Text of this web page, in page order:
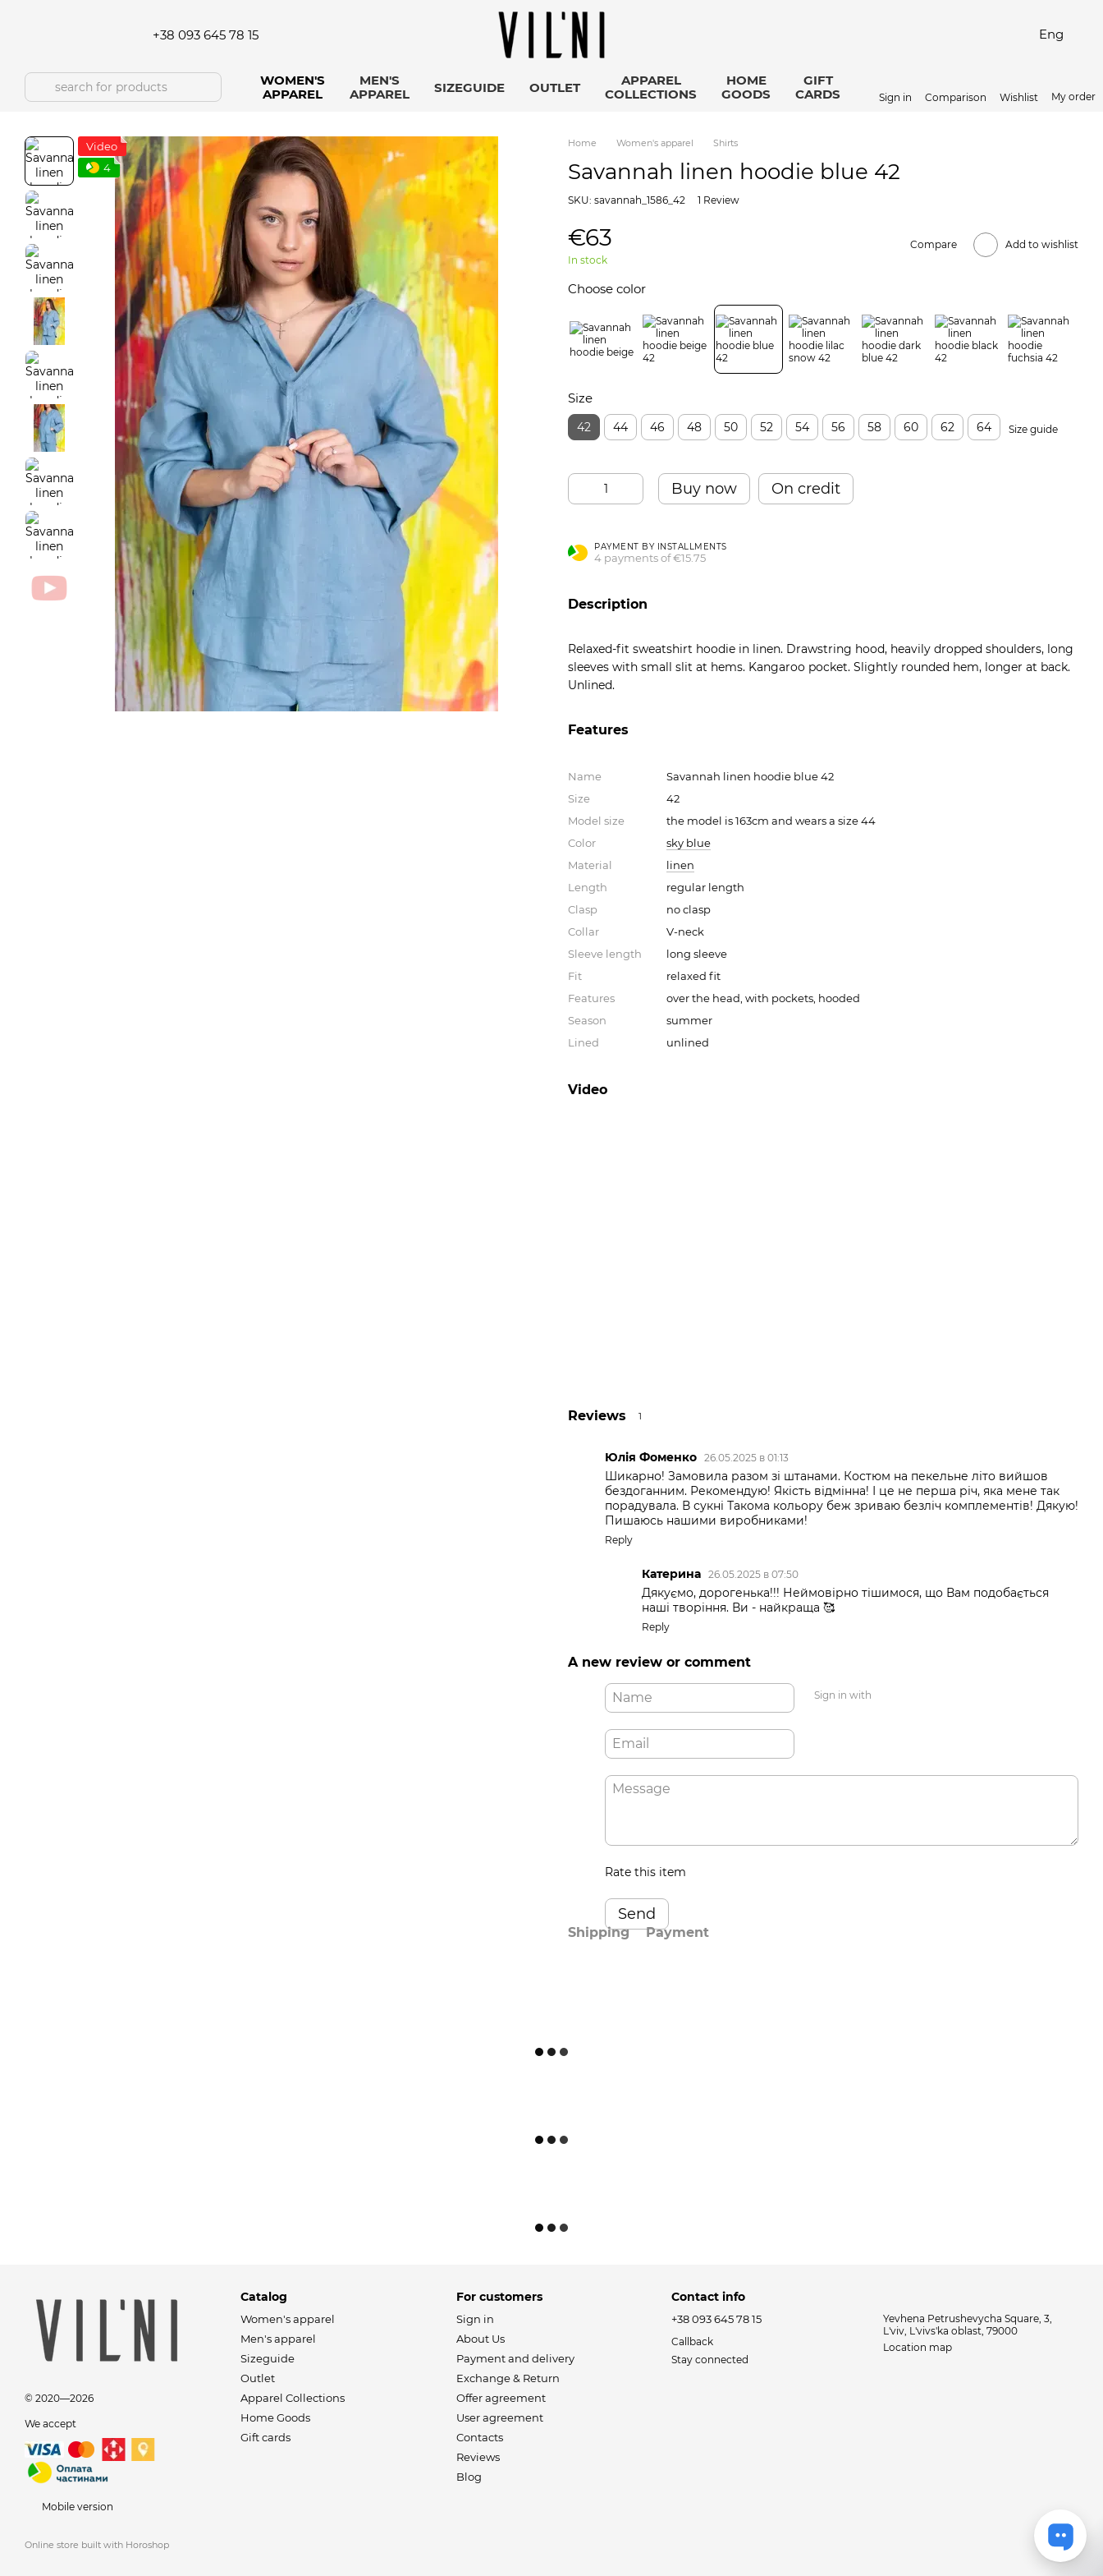
+38 093 645 78 15 Eng
WOMEN'S
APPAREL
MEN'S
APPAREL
SIZEGUIDE OUTLET
APPAREL
COLLECTIONS
HOME
GOODS
GIFT
CARDS
Sign in Comparison Wishlist My order
Video
4
Home Women's apparel Shirts
Savannah linen hoodie blue 42
SKU: savannah_1586_42 1 Review
€63
In stock
Compare Add to wishlist
Choose color
Size
42 44 46 48 50 52 54 56 58 60 62 64 Size guide
Buy now On credit
PAYMENT BY INSTALLMENTS
4 payments of €15.75
Description
Relaxed-fit sweatshirt hoodie in linen. Drawstring hood, heavily dropped shoulders, long
sleeves with small slit at hems. Kangaroo pocket. Slightly rounded hem, longer at back.
Unlined.
Features
Name
Savannah linen hoodie blue 42
Size
42
Model size
the model is 163cm and wears a size 44
Color
sky blue
Material
linen
Length
regular length
Clasp
no clasp
Collar
V-neck
Sleeve length
long sleeve
Fit
relaxed fit
Features
over the head, with pockets, hooded
Season
summer
Lined
unlined
Video
Reviews 1
Юлія Фоменко 26.05.2025 в 01:13
Шикарно! Замовила разом зі штанами. Костюм на пекельне літо вийшов
бездоганним. Рекомендую! Якість відмінна! І це не перша річ, яка мене так
порадувала. В сукні Такома кольору беж зриваю безліч комплементів! Дякую!
Пишаюсь нашими виробниками!
Reply
Катерина 26.05.2025 в 07:50
Дякуємо, дорогенька!!! Неймовірно тішимося, що Вам подобається
наші творіння. Ви - найкраща 🥰
Reply
A new review or comment
Sign in with
Rate this item
Send
Shipping Payment
© 2020—2026
We accept
Mobile version
Online store built with Horoshop
Catalog
Women's apparel
Men's apparel
Sizeguide
Outlet
Apparel Collections
Home Goods
Gift cards
For customers
Sign in
About Us
Payment and delivery
Exchange & Return
Offer agreement
User agreement
Contacts
Reviews
Blog
Contact info
+38 093 645 78 15
Callback
Yevhena Petrushevycha Square, 3,
L'viv, L'vivs'ka oblast, 79000
Location map
Stay connected
Підписка на розсилку
Дізнавайтеся першими про наші новини
Підписатися
Надано SendPulse